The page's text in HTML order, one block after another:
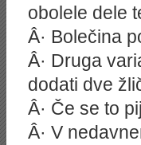
obolele dele
Â· Bolečina
Â· Druga
dodati dve
Â· Če se to
Â· V